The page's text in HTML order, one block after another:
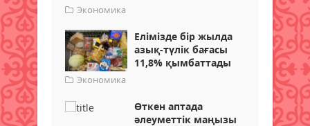
Экономика
Елімізде бір жылда
азық-түлік бағасы
11,8% қымбаттады
Экономика
Өткен аптада
әлеуметтік маңызы